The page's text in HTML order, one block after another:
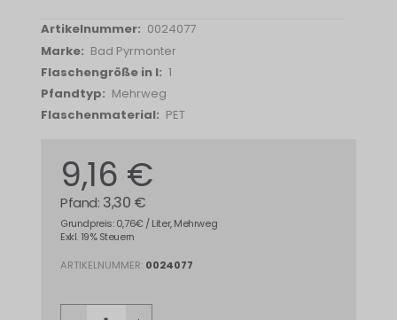
0024077
Bad Pyrmonter
1
Mehrweg
PET
9,16 €
Grundpreis: 0,76€ / Liter, Mehrweg
3,30 €
Exkl. 19% Steuern
ARTIKELNUMMER 0024077